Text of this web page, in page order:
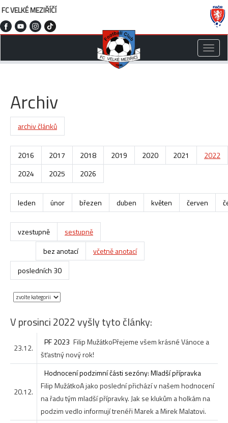
FC VELKÉ MEZIŘÍČÍ
Toggle
Archiv
archiv článků
2016 2017 2018 2019 2020 2021
2022
2024
2025 2026
leden únor březen duben květen červen
vzestupně
sestupně
bez anotací
včetně anotací
posledních 30
V prosinci 2022 vyšly tyto články:
23.12.
PF 2023 Filip MužátkoPřejeme všem krásné Vánoce a
šťastný nový rok!
20.12.
Hodnocení podzimní části sezóny: Mladší přípravka
Filip MužátkoA jako poslední přichází v našem hodnocení
na řadu tým mladší přípravky. Jak se klukům a holkám na
podzim vedlo informují trenéři Marek a Mirek Malatovi.